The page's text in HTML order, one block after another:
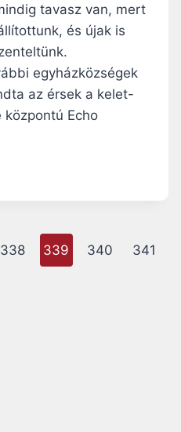
tavasz van, mert
és újak is
egyházközségek
az érsek a kelet-
központú Echo
338 339 340 341